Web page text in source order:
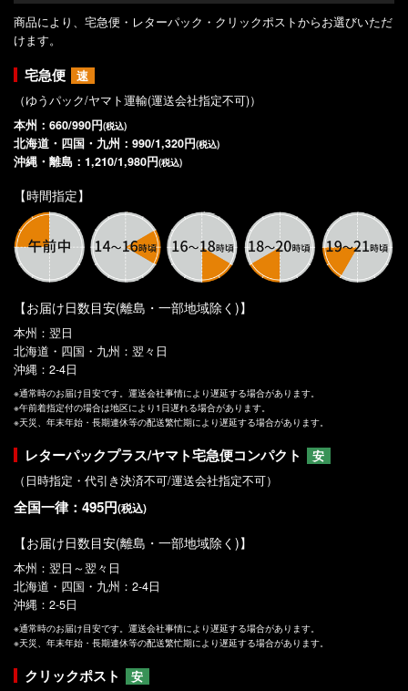
商品により、宅急便・レターパック・クリックポストからお選びいただ
けます。
宅急便
速
（ゆうパック/ヤマト運輸(運送会社指定不可)）
本州：660/990円(税込)
北海道・四国・九州：990/1,320円(税込)
沖縄・離島：1,210/1,980円(税込)
【時間指定】
【お届け日数目安(離島・一部地域除く)】
本州：翌日
北海道・四国・九州：翌々日
沖縄：2-4日
※通常時のお届け目安です。運送会社事情により遅延する場合があります。
※午前着指定付の場合は地区により1日遅れる場合があります。
※天災、年末年始・長期連休等の配送繁忙期により遅延する場合があります。
レターパックプラス/ヤマト宅急便コンパクト
安
（日時指定・代引き決済不可/運送会社指定不可）
全国一律：495円(税込)
【お届け日数目安(離島・一部地域除く)】
本州：翌日～翌々日
北海道・四国・九州：2-4日
沖縄：2-5日
※通常時のお届け目安です。運送会社事情により遅延する場合があります。
※天災、年末年始・長期連休等の配送繁忙期により遅延する場合があります。
クリックポスト
安